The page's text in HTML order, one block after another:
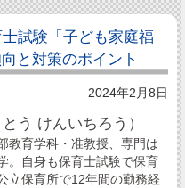
試験「子ども家庭福
と対策のポイント
2024年2月8日
う けんいちろう）
教育学科・准教授、専門は
。自身も保育士試験で保育
立保育所で12年間の勤務経